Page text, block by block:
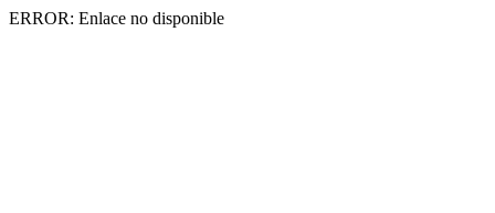
ERROR: Enlace no disponible